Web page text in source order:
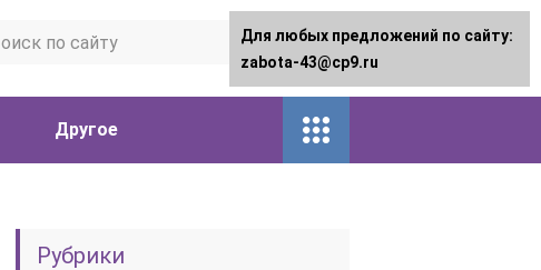
Другое
Рубрики
Для любых предложений по сайту:
zabota-43@cp9.ru